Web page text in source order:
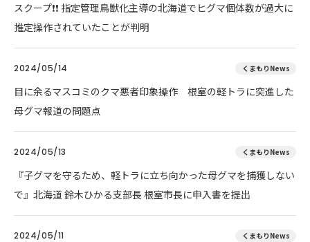
スクープ❗❗ 指定管理鳥獣化主導の北海道でヒグマ個体数が過大に
推定操作されていたことが判明
2024/05/14 くまもりNews
目に余るマスコミのクマ悪者印象操作 根室の軽トラに突進した
母グマ報道の問題点
2024/05/13 くまもりNews
『子グマを守るため、軽トラに立ち向かった母グマを捕獲しない
で』北海道 鈴木ひかる支部長 根室市長に申入書を提出
2024/05/11 くまもりNews